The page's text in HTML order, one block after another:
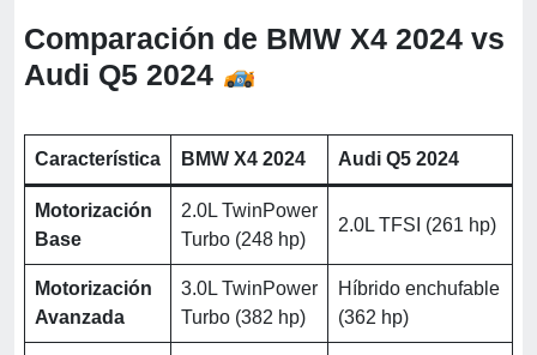
Comparación de BMW X4 2024 vs
Audi Q5 2024
Característica BMW X4 2024 Audi Q5 2024
Motorización
Base
2.0L TwinPower
Turbo (248 hp)
2.0L TFSI (261 hp)
Motorización
Avanzada
3.0L TwinPower
Turbo (382 hp)
Híbrido enchufable
(362 hp)